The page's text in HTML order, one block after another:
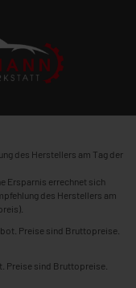
des Herstellers am Tag der
Ersparnis errechnet sich
des Herstellers am
Preise sind Bruttopreise.
Preise sind Bruttopreise.